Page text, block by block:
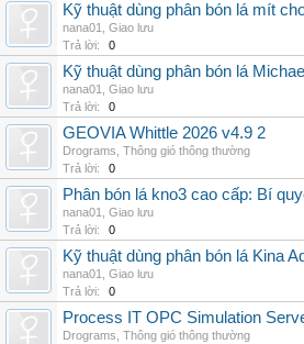
Kỹ thuật dùng phân bón lá mít
nana01
Giao lưu
Trả lời:
0
Kỹ thuật dùng phân bón lá
nana01
Giao lưu
Trả lời:
0
GEOVIA Whittle 2026 v4.9 2
Drograms Thông gió thông thường
Trả lời:
0
Phân bón lá kno3 cao cấp: Bí
nana01
Giao lưu
Trả lời:
0
Kỹ thuật dùng phân bón lá Kina
nana01
Giao lưu
Trả lời:
0
Process IT OPC Simulation
Drograms Thông gió thông thường